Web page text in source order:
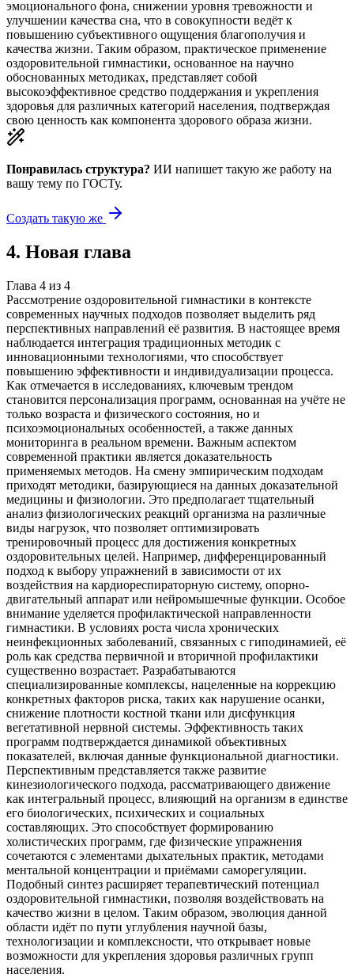
эмоционального фона, снижении уровня тревожности и
улучшении качества сна, что в совокупности ведёт к
повышению субъективного ощущения благополучия и
качества жизни. Таким образом, практическое применение
оздоровительной гимнастики, основанное на научно
обоснованных методиках, представляет собой
высокоэффективное средство поддержания и укрепления
здоровья для различных категорий населения, подтверждая
свою ценность как компонента здорового образа жизни.
Понравилась структура? ИИ напишет такую же работу на
вашу тему по ГОСТу.
Создать такую же
4. Новая глава
Глава 4 из 4
Рассмотрение оздоровительной гимнастики в контексте
современных научных подходов позволяет выделить ряд
перспективных направлений её развития. В настоящее время
наблюдается интеграция традиционных методик с
инновационными технологиями, что способствует
повышению эффективности и индивидуализации процесса.
Как отмечается в исследованиях, ключевым трендом
становится персонализация программ, основанная на учёте не
только возраста и физического состояния, но и
психоэмоциональных особенностей, а также данных
мониторинга в реальном времени. Важным аспектом
современной практики является доказательность
применяемых методов. На смену эмпирическим подходам
приходят методики, базирующиеся на данных доказательной
медицины и физиологии. Это предполагает тщательный
анализ физиологических реакций организма на различные
виды нагрузок, что позволяет оптимизировать
тренировочный процесс для достижения конкретных
оздоровительных целей. Например, дифференцированный
подход к выбору упражнений в зависимости от их
воздействия на кардиореспираторную систему, опорно-
двигательный аппарат или нейромышечные функции. Особое
внимание уделяется профилактической направленности
гимнастики. В условиях роста числа хронических
неинфекционных заболеваний, связанных с гиподинамией, её
роль как средства первичной и вторичной профилактики
существенно возрастает. Разрабатываются
специализированные комплексы, нацеленные на коррекцию
конкретных факторов риска, таких как нарушение осанки,
снижение плотности костной ткани или дисфункция
вегетативной нервной системы. Эффективность таких
программ подтверждается динамикой объективных
показателей, включая данные функциональной диагностики.
Перспективным представляется также развитие
кинезиологического подхода, рассматривающего движение
как интегральный процесс, влияющий на организм в единстве
его биологических, психических и социальных
составляющих. Это способствует формированию
холистических программ, где физические упражнения
сочетаются с элементами дыхательных практик, методами
ментальной концентрации и приёмами саморегуляции.
Подобный синтез расширяет терапевтический потенциал
оздоровительной гимнастики, позволяя воздействовать на
качество жизни в целом. Таким образом, эволюция данной
области идёт по пути углубления научной базы,
технологизации и комплексности, что открывает новые
возможности для укрепления здоровья различных групп
населения.